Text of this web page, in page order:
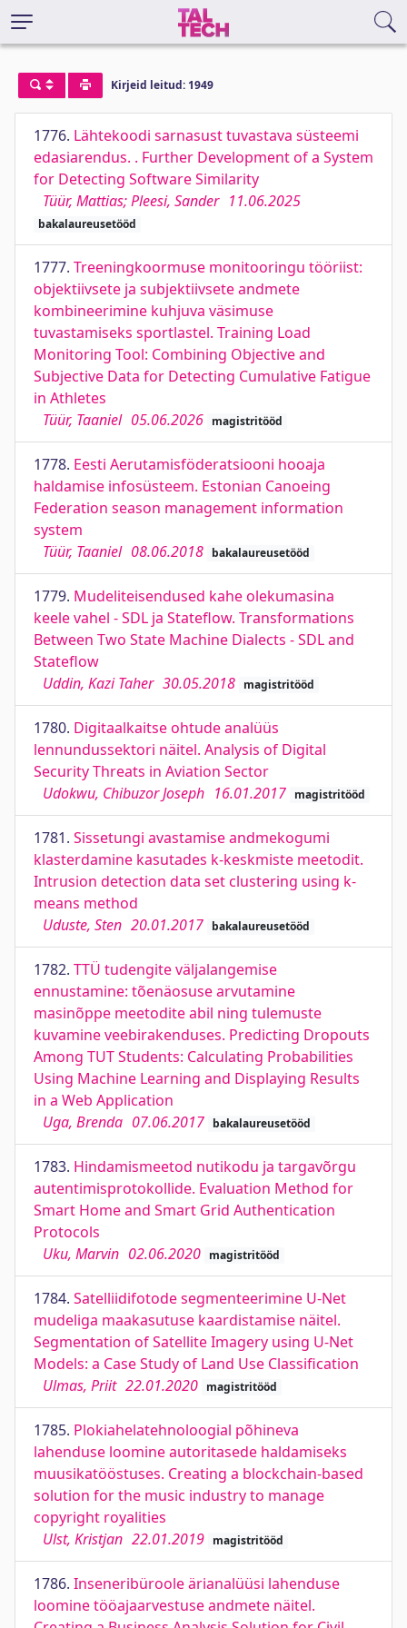
Kirjeid leitud: 1949
1776. Lähtekoodi sarnasust tuvastava süsteemi
edasiarendus. . Further Development of a System
for Detecting Software Similarity
Tüür, Mattias; Pleesi, Sander 11.06.2025
bakalaureusetööd
1777. Treeningkoormuse monitooringu tööriist:
objektiivsete ja subjektiivsete andmete
kombineerimine kuhjuva väsimuse
tuvastamiseks sportlastel. Training Load
Monitoring Tool: Combining Objective and
Subjective Data for Detecting Cumulative Fatigue
in Athletes
Tüür, Taaniel 05.06.2026 magistritööd
1778. Eesti Aerutamisföderatsiooni hooaja
haldamise infosüsteem. Estonian Canoeing
Federation season management information
system
Tüür, Taaniel 08.06.2018 bakalaureusetööd
1779. Mudeliteisendused kahe olekumasina
keele vahel - SDL ja Stateflow. Transformations
Between Two State Machine Dialects - SDL and
Stateflow
Uddin, Kazi Taher 30.05.2018 magistritööd
1780. Digitaalkaitse ohtude analüüs
lennundussektori näitel. Analysis of Digital
Security Threats in Aviation Sector
Udokwu, Chibuzor Joseph 16.01.2017 magistritööd
1781. Sissetungi avastamise andmekogumi
klasterdamine kasutades k-keskmiste meetodit.
Intrusion detection data set clustering using k-
means method
Uduste, Sten 20.01.2017 bakalaureusetööd
1782. TTÜ tudengite väljalangemise
ennustamine: tõenäosuse arvutamine
masinõppe meetodite abil ning tulemuste
kuvamine veebirakenduses. Predicting Dropouts
Among TUT Students: Calculating Probabilities
Using Machine Learning and Displaying Results
in a Web Application
Uga, Brenda 07.06.2017 bakalaureusetööd
1783. Hindamismeetod nutikodu ja targavõrgu
autentimisprotokollide. Evaluation Method for
Smart Home and Smart Grid Authentication
Protocols
Uku, Marvin 02.06.2020 magistritööd
1784. Satelliidifotode segmenteerimine U-Net
mudeliga maakasutuse kaardistamise näitel.
Segmentation of Satellite Imagery using U-Net
Models: a Case Study of Land Use Classification
Ulmas, Priit 22.01.2020 magistritööd
1785. Plokiahelatehnoloogial põhineva
lahenduse loomine autoritasede haldamiseks
muusikatööstuses. Creating a blockchain-based
solution for the music industry to manage
copyright royalities
Ulst, Kristjan 22.01.2019 magistritööd
1786. Inseneribüroole ärianalüüsi lahenduse
loomine tööajaarvestuse andmete näitel.